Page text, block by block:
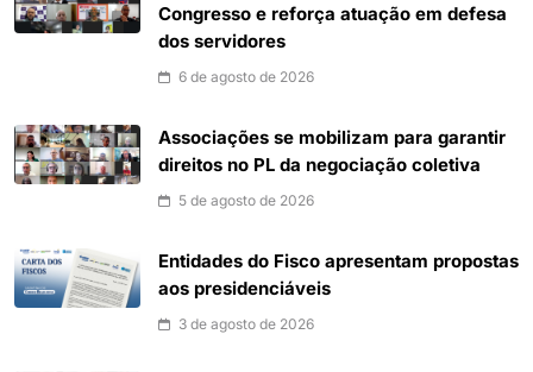
Congresso e reforça atuação em defesa
dos servidores
6 de agosto de 2026
Associações se mobilizam para garantir
direitos no PL da negociação coletiva
5 de agosto de 2026
Entidades do Fisco apresentam propostas
aos presidenciáveis
3 de agosto de 2026